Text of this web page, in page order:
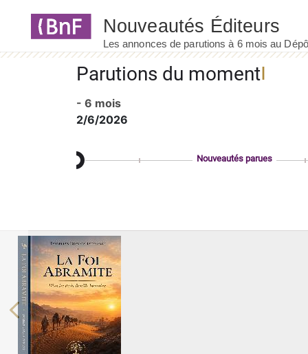
Parutions du moment
- 6 mois
2/6/2026
Nouveautés parues
Previous